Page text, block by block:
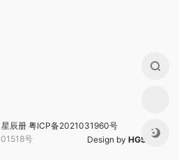
辰册粤ICP备2021031960号
号Design by HGS